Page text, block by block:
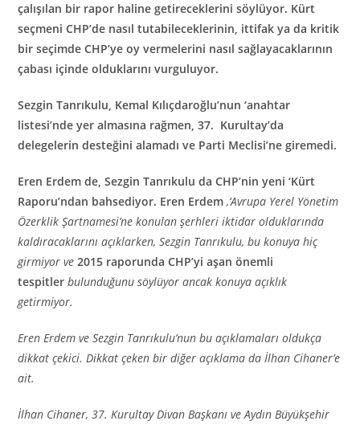
çalışılan bir rapor haline getireceklerini söylüyor. Kürt
seçmeni CHP’de nasıl tutabileceklerinin, ittifak ya da kritik
bir seçimde CHP’ye oy vermelerini nasıl sağlayacaklarının
çabası içinde olduklarını vurguluyor.
Sezgin Tanrıkulu, Kemal Kılıçdaroğlu’nun ‘anahtar
listesi’nde yer almasına rağmen, 37. Kurultay’da
delegelerin desteğini alamadı ve Parti Meclisi’ne giremedi.
Eren Erdem de, Sezgin Tanrıkulu da CHP’nin yeni ‘Kürt
Raporu’ndan bahsediyor. Eren Erdem,‘Avrupa Yerel Yönetim
Özerklik Şartnamesi’ne konulan şerhleri iktidar olduklarında
kaldıracaklarını açıklarken, Sezgin Tanrıkulu, bu konuya hiç
girmiyor ve2015 raporunda CHP’yi aşan önemli
tespitler bulunduğunu söylüyor ancak konuya açıklık
getirmiyor.
Eren Erdem ve Sezgin Tanrıkulu’nun bu açıklamaları oldukça
dikkat çekici. Dikkat çeken bir diğer açıklama da İlhan Cihaner’e
ait.
İlhan Cihaner, 37. Kurultay Divan Başkanı ve Aydın Büyükşehir